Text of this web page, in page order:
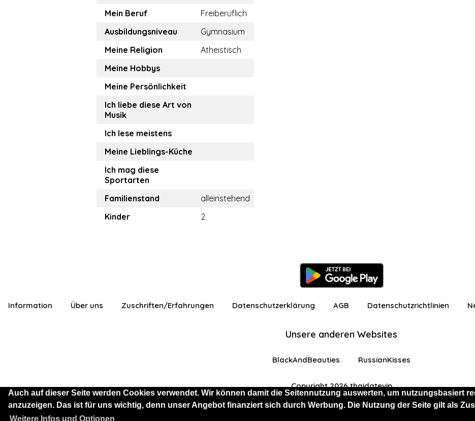
Auch auf dieser Seite werden Cookies verwendet. Wir können damit die Seitennutzung auswerten, um nutzungsbasiert
anzuzeigen. Das ist für uns wichtig, denn unser Angebot finanziert sich durch Werbung. Die Nutzung der Seite gilt als
Weitere Infos und Optionen
Sie sind als Besucher mit eingeschränkten Funktionen angemeldet Kostenlos
Mein Beruf
Freiberuflich
Ausbildungsniveau
Gymnasium
Meine Religion
Atheistisch
Meine Hobbys
Meine Persönlichkeit
Ich liebe diese Art von
Musik
Ich lese meistens
Meine Lieblings-Küche
Ich mag diese
Sportarten
Familienstand
alleinstehend
Kinder
2
Information Über uns Zuschriften/Erfahrungen Datenschutzerklärung AGB Datenschutzrichtlinien
Unsere anderen Websites
BlackAndBeauties RussianKisses
Copyright 2026 thaidatevip